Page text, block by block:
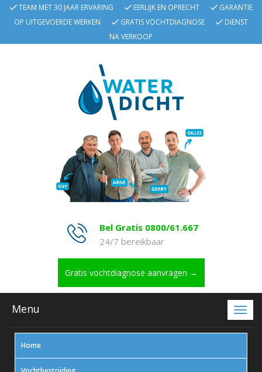
TEAM MET 30 JAAR ERVARING EERLIJK EN OPRECHT
GARANTIE
OP UITGEVOERDE WERKEN
GRATIS VOCHTDIAGNOSE
DIENST
NA VERKOOP
Bel Gratis 0800/61.667
24/7 bereikbaar
Gratis vochtdiagnose aanvragen →
Menu
Home